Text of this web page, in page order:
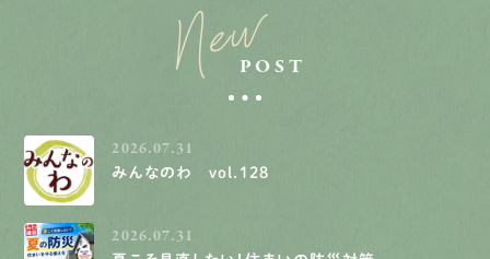
NewPOST
2026.07.31
みんなのわ vol.128
2026.07.31